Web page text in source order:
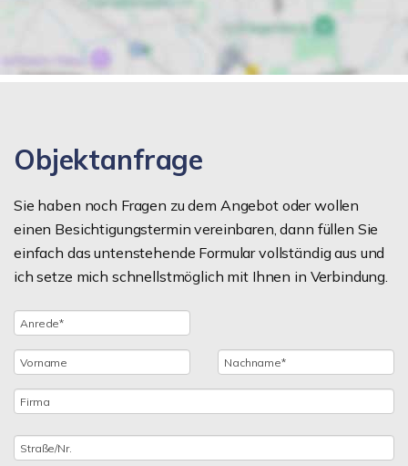
Objektanfrage
Sie haben noch Fragen zu dem Angebot oder wollen
einen Besichtigungstermin vereinbaren, dann füllen Sie
einfach das untenstehende Formular vollständig aus und
ich setze mich schnellstmöglich mit Ihnen in Verbindung.